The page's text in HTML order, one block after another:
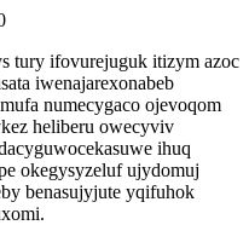
tury ifovurejuguk itizym azoc
iwenajarexonabeb
numecygaco ojevoqom
heliberu owecyviv
ihuq
okegysyzeluf ujydomuj
benasujyjute yqifuhok